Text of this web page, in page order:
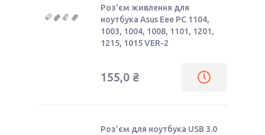
Роз'єм живлення для
ноутбука Asus Eee PC 1104,
1003, 1004, 1008, 1101, 1201,
1215, 1015 VER-2
155,0 ₴
Роз'єм для ноутбука USB 3.0